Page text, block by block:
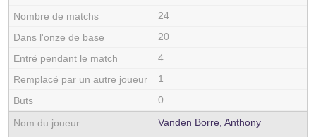
24
20
4
1
0
Vanden Borre, Anthony